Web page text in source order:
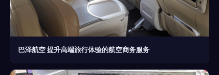
巴泽航空 提升高端旅行体验的航空商务服务